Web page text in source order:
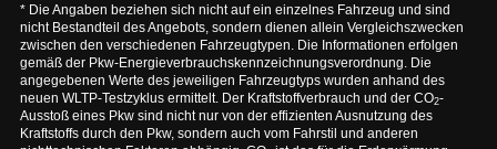
* Die Angaben beziehen sich nicht auf ein einzelnes Fahrzeug und sind
nicht Bestandteil des Angebots, sondern dienen allein Vergleichszwecken
zwischen den verschiedenen Fahrzeugtypen. Die Informationen erfolgen
gemäß der Pkw-Energieverbrauchskennzeichnungsverordnung. Die
angegebenen Werte des jeweiligen Fahrzeugtyps wurden anhand des
neuen WLTP-Testzyklus ermittelt. Der Kraftstoffverbrauch und der CO2-
Ausstoß eines Pkw sind nicht nur von der effizienten Ausnutzung des
Kraftstoffs durch den Pkw, sondern auch vom Fahrstil und anderen